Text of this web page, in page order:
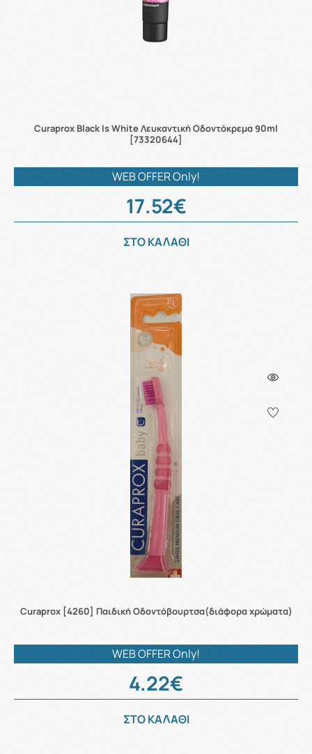
Curaprox Black Ιs White Λευκαντική Οδοντόκρεμα 90ml
[73320644]
WEB OFFER Only!
17.52€
ΣΤΟ ΚΑΛΑΘΙ
Curaprox [4260] Παιδική Οδοντόβουρτσα(διάφορα χρώματα)
WEB OFFER Only!
4.22€
ΣΤΟ ΚΑΛΑΘΙ